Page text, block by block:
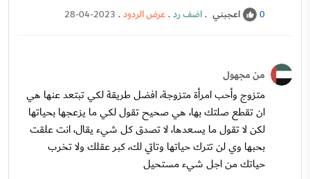
0 اعجبني .اضف رد.عرض الردود.
28-04-2023
من مجهول
متزوج وأحب امرأة متزوجة، افضل طريقة لكي تبتعد عنها هي
ان تقطع صلتك بها، هي صحيح تقول لكي ما يزعجها بحياتها
لكن لا تقول ما يسعدها، لا تصدق كل شيء يقال، انت علقت
بحبها وي لن تترك حياتها وتاتي لك، كبر عقلك ولا تخرب
حياتك من اجل شيء مستحيل